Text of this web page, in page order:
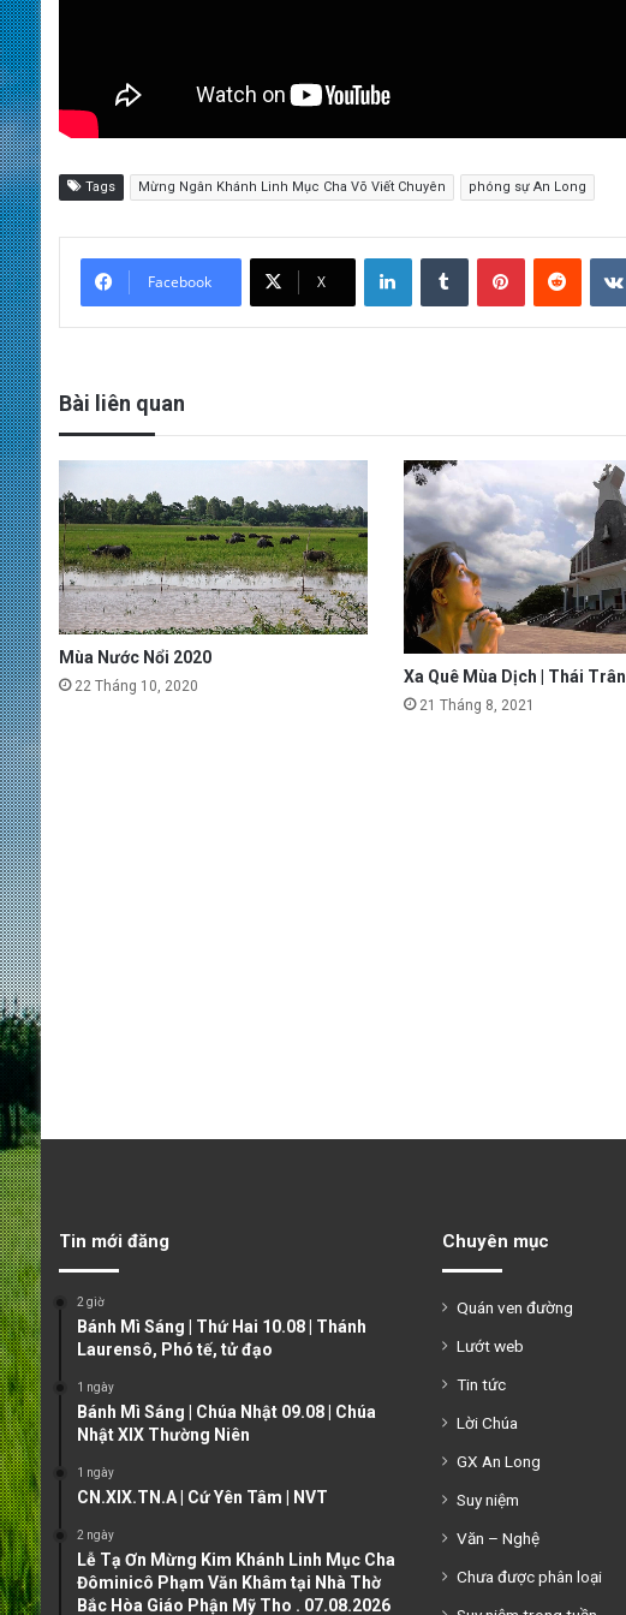
Tags Mừng Ngân Khánh Linh Mục Cha Võ Viết Chuyên phóng sự An Long
Facebook X
LinkedIn Tumblr Pinterest Reddit
Bài liên quan
Mùa Nước Nổi 2020
22 Tháng 10, 2020 Xa Quê Mùa Dịch | Thái Trân
21 Tháng 8, 2021
Tin mới đăng
2 giờ
Bánh Mì Sáng | Thứ Hai 10.08 | Thánh
Laurensô, Phó tế, tử đạo
1 ngày
Bánh Mì Sáng | Chúa Nhật 09.08 | Chúa
Nhật XIX Thường Niên
1 ngày
CN.XIX.TN.A | Cứ Yên Tâm | NVT
2 ngày
Lễ Tạ Ơn Mừng Kim Khánh Linh Mục Cha
Đôminicô Phạm Văn Khâm tại Nhà Thờ
Bắc Hòa Giáo Phận Mỹ Tho . 07.08.2026
Chuyên mục
Quán ven đường
Lướt web
Tin tức
Lời Chúa
GX An Long
Suy niệm
Văn – Nghệ
Chưa được phân loại